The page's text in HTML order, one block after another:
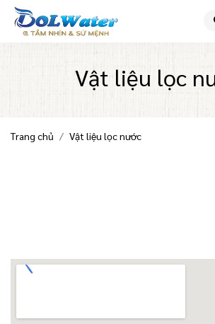
Vật liệu lọc
Trang chủ Vật liệu lọc nước